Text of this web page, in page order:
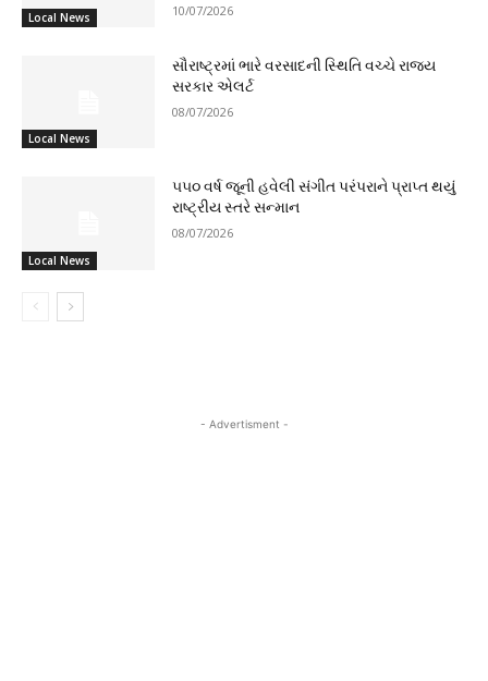
Local News 10/07/2026
Local News
સૌરાષ્ટ્રમાં ભારે વરસાદની સ્થિતિ વચ્ચે રાજ્ય
સરકાર એલર્ટ
08/07/2026
Local News
૫૫૦ વર્ષ જૂની હવેલી સંગીત પરંપરાને પ્રાપ્ત થયું
રાષ્ટ્રીય સ્તરે સન્માન
08/07/2026
- Advertisment -